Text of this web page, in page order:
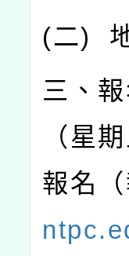
(二)
三、
（星期
報名